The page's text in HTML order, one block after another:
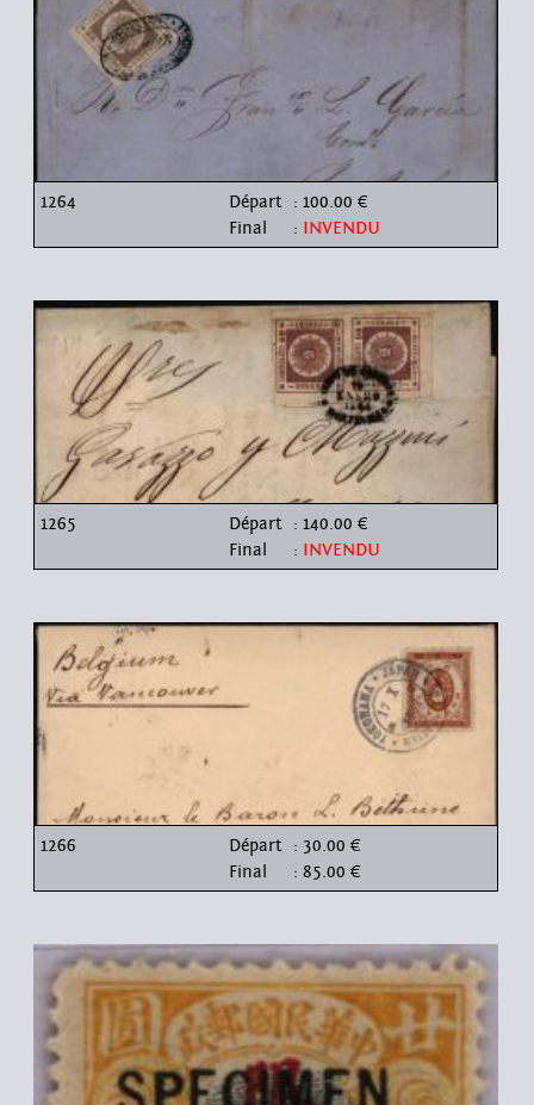
1264 Départ : 100.00 €
Final
: INVENDU
1265 Départ : 140.00 €
Final
: INVENDU
1266 Départ : 30.00 €
Final
: 85.00 €